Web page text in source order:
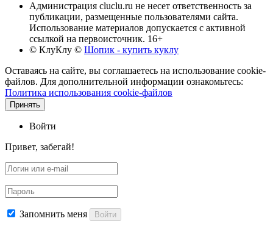
Администрация cluclu.ru не несет ответственность за
публикации, размещенные пользователями сайта.
Использование материалов допускается с активной
ссылкой на первоисточник. 16+
© КлуКлу © Шопик - купить куклу
Оставаясь на сайте, вы соглашаетесь на использование cookie-
файлов. Для дополнительной информации ознакомьтесь:
Политика использования cookie-файлов
Принять
Войти
Привет, забегай!
Запомнить меня Войти